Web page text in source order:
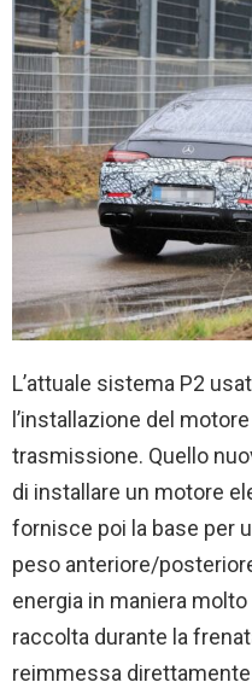
L’attuale sistema P2
l’installazione del
trasmissione. Quello
di installare un motore
fornisce poi la base per
peso anteriore/
energia in maniera
raccolta durante la
reimmessa